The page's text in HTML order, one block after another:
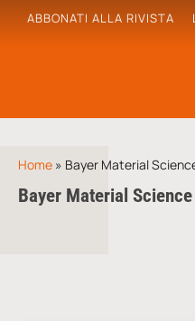
ABBONATI ALLA RIVISTA
Home » Bayer Material
Bayer Material Science